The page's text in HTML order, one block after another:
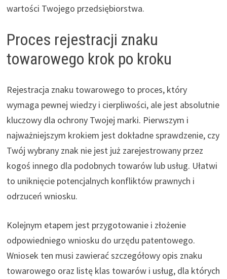
wartości Twojego przedsiębiorstwa.
Proces rejestracji znaku
towarowego krok po kroku
Rejestracja znaku towarowego to proces, który
wymaga pewnej wiedzy i cierpliwości, ale jest absolutnie
kluczowy dla ochrony Twojej marki. Pierwszym i
najważniejszym krokiem jest dokładne sprawdzenie, czy
Twój wybrany znak nie jest już zarejestrowany przez
kogoś innego dla podobnych towarów lub usług. Ułatwi
to uniknięcie potencjalnych konfliktów prawnych i
odrzuceń wniosku.
Kolejnym etapem jest przygotowanie i złożenie
odpowiedniego wniosku do urzędu patentowego.
Wniosek ten musi zawierać szczegółowy opis znaku
towarowego oraz listę klas towarów i usług, dla których